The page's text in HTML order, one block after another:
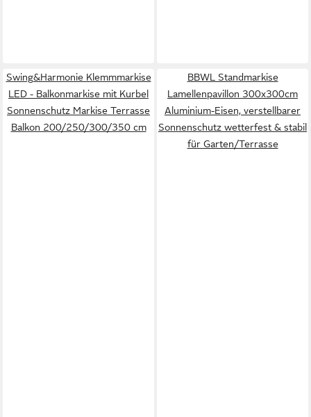
Swing&Harmonie Klemmmarkise
LED - Balkonmarkise mit Kurbel
Sonnenschutz Markise Terrasse
Balkon 200/250/300/350 cm
BBWL Standmarkise
Lamellenpavillon 300x300cm
Aluminium-Eisen, verstellbarer
Sonnenschutz wetterfest & stabil
für Garten/Terrasse